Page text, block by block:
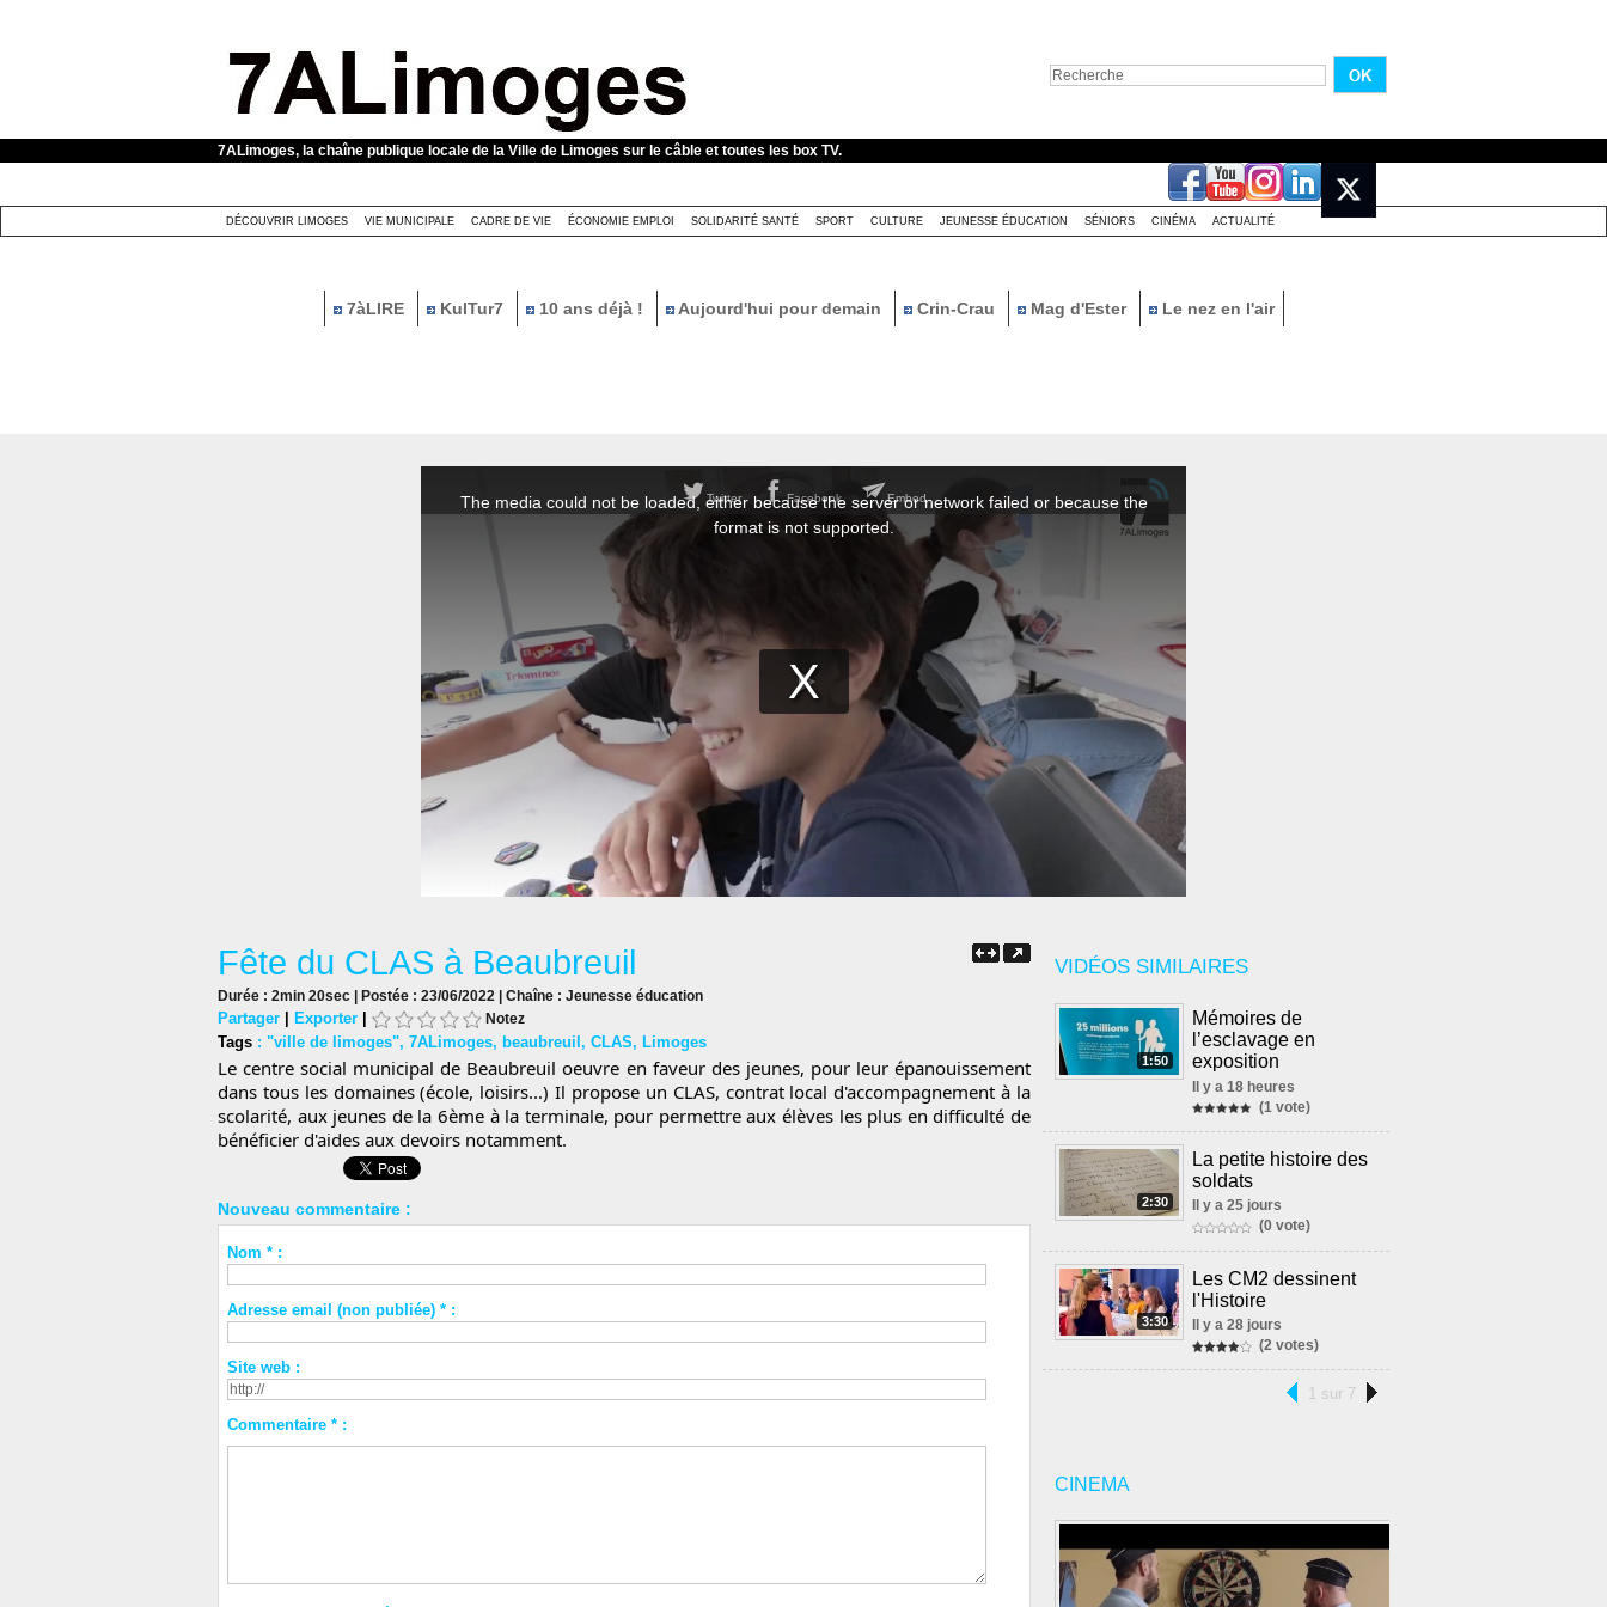
7ALimoges, la chaîne publique locale de la Ville de Limoges sur le câble et toutes les box TV.
DÉCOUVRIR LIMOGES VIE MUNICIPALE CADRE DE VIE ÉCONOMIE EMPLOI SOLIDARITÉ SANTÉ SPORT CULTURE JEUNESSE ÉDUCATION SÉNIORS CINÉMA ACTUALITÉ
7àLIRE KulTur7 10 ans déjà ! Aujourd'hui pour demain Crin-Crau Mag d'Ester Le nez en l'air
VIDÉOS SIMILAIRES
1:50
Mémoires de
l’esclavage en
exposition
Il y a 18 heures
(1 vote)
2:30
La petite histoire des
soldats
Il y a 25 jours
(0 vote)
3:30
Les CM2 dessinent
l'Histoire
Il y a 28 jours
(2 votes)
1 sur 7
CINEMA
Fête du CLAS à Beaubreuil
Durée : 2min 20sec | Postée : 23/06/2022 | Chaîne : Jeunesse éducation
Partager | Exporter | Notez
Tags : "ville de limoges", 7ALimoges, beaubreuil , CLAS, Limoges
Le centre social municipal de Beaubreuil oeuvre en faveur des jeunes, pour leur épanouissement
dans tous les domaines (école, loisirs...) Il propose un CLAS, contrat local d'accompagnement à la
scolarité, aux jeunes de la 6ème à la terminale, pour permettre aux élèves les plus en difficulté de
bénéficier d'aides aux devoirs notamment.
Nouveau commentaire :
Nom * :
Adresse email (non publiée) * :
Site web :
Commentaire * :